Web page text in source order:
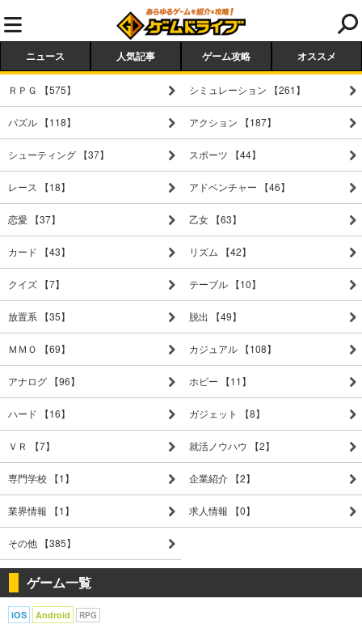
ニュース 人気記事 ゲーム攻略 オススメ
ＲＰＧ 【575】 シミュレーション 【261】
パズル 【118】 アクション 【187】
シューティング 【37】 スポーツ 【44】
レース 【18】 アドベンチャー 【46】
恋愛 【37】 乙女 【63】
カード 【43】 リズム 【42】
クイズ 【7】 テーブル 【10】
放置系 【35】 脱出 【49】
ＭＭＯ 【69】 カジュアル 【108】
アナログ 【96】 ホビー 【11】
ハード 【16】 ガジェット 【8】
ＶＲ 【7】 就活ノウハウ 【2】
専門学校 【1】 企業紹介 【2】
業界情報 【1】 求人情報 【0】
その他 【385】
ゲーム一覧
iOS Android RPG